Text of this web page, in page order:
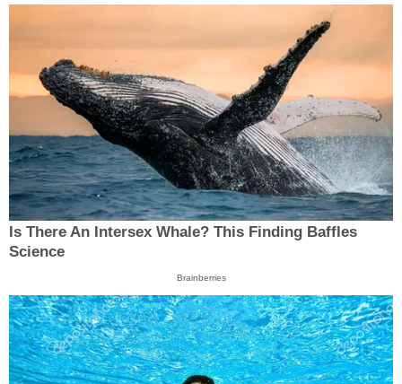
Is There An Intersex Whale? This Finding Baffles
Science
Brainberries